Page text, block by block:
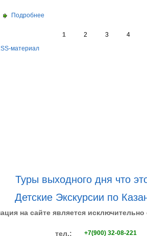
Подробнее
1 2 3 4
Туры выходного дня что
Детские Экскурсии по
на сайте является исключительно
тел.: +7(900) 32-08-221